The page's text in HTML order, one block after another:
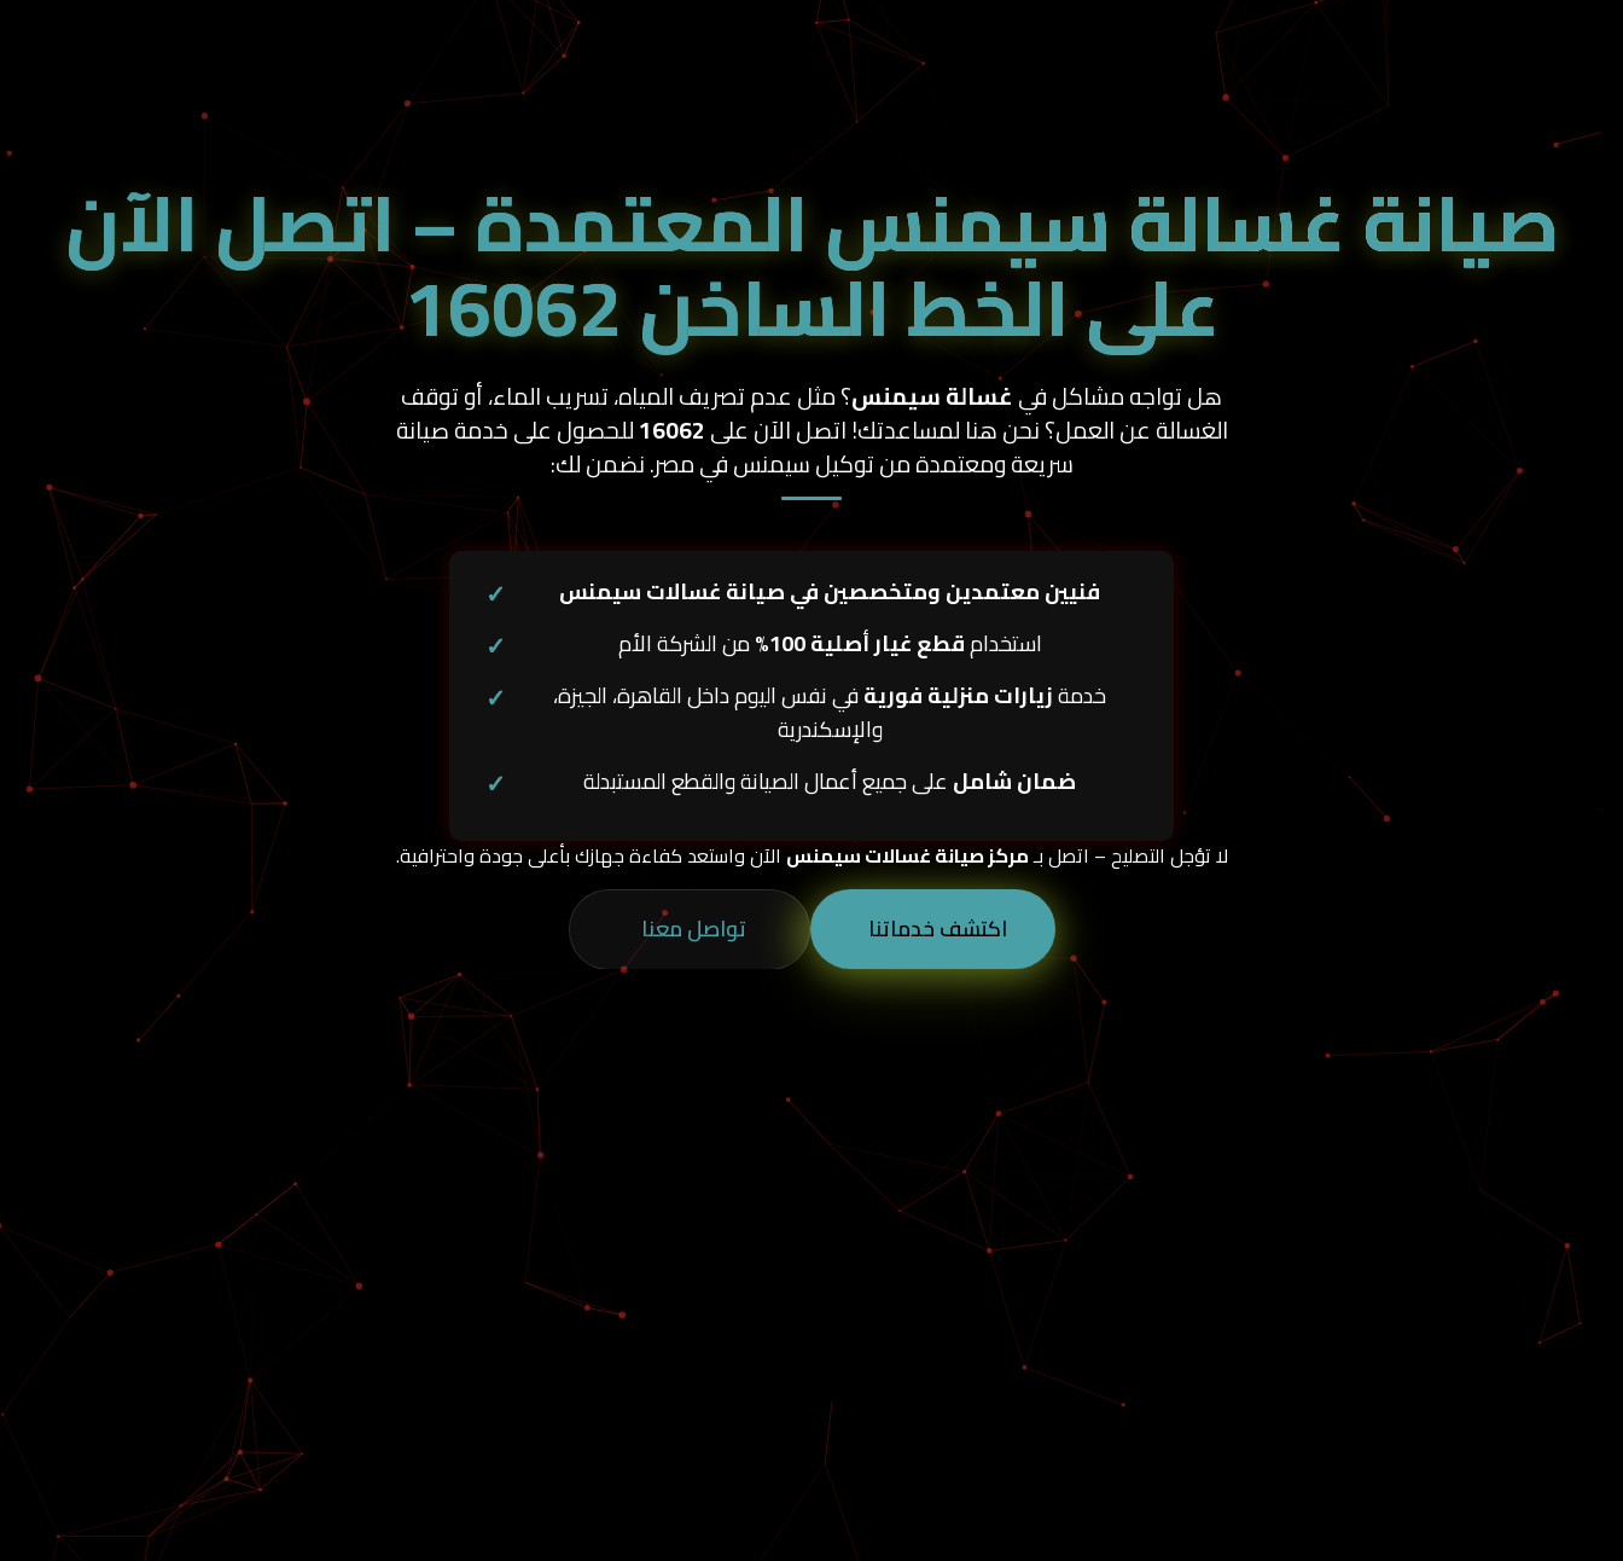
صيانة غسالة سيمنس المعتمدة – اتصل الآن
علىالخط الساخن 16062
هل تواجه مشاكل فيغسالة سيمنس؟ مثل عدم تصريف المياه، تسريب الماء، أو توقف
الغسالة عن العمل؟ نحن هنا لمساعدتك! اتصل الآن على16062للحصول على خدمة صيانة
سريعة ومعتمدة من توكيل سيمنس في مصر. نضمن لك:
فنيين معتمدين ومتخصصين في صيانة غسالات سيمنس
استخدامقطع غيار أصلية 100%
من الشركة الأم
خدمةزيارات منزلية فوريةفي نفس اليوم داخل القاهرة، الجيزة،
والإسكندرية
ضمان شامل على جميع أعمال الصيانة والقطع المستبدلة
لا تؤجل التصليح – اتصل بـمركز صيانة غسالات سيمنس الآن واستعد كفاءة جهازك بأعلى جودة واحترافية.
اكتشف خدماتنا تواصل معنا